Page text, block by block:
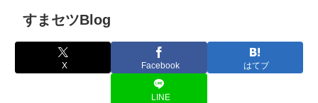
すまセツBlog
X Facebook はてブ
LINE